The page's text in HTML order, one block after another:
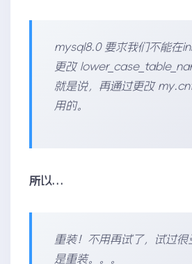
mysql8.0 要求我们不能在
更改
就是说，再通过更改
用的。
所以…
重装！不用再试了，试过很
是重装。。。